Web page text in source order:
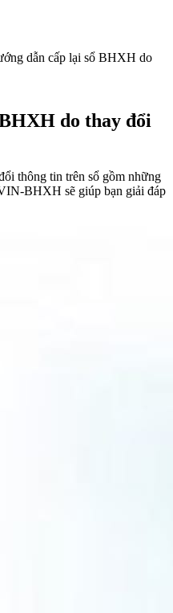
dẫn cấp lại sổ BHXH do
do thay đổi
thông tin trên sổ gồm những
BHXH sẽ giúp bạn giải đáp